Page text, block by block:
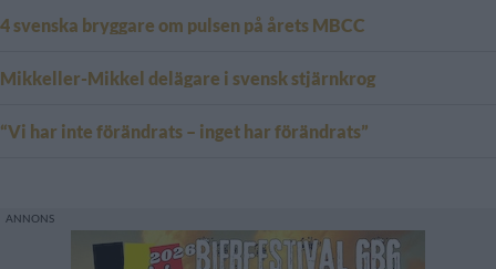
4 svenska bryggare om pulsen på årets MBCC
Mikkeller-Mikkel delägare i svensk stjärnkrog
“Vi har inte förändrats – inget har förändrats”